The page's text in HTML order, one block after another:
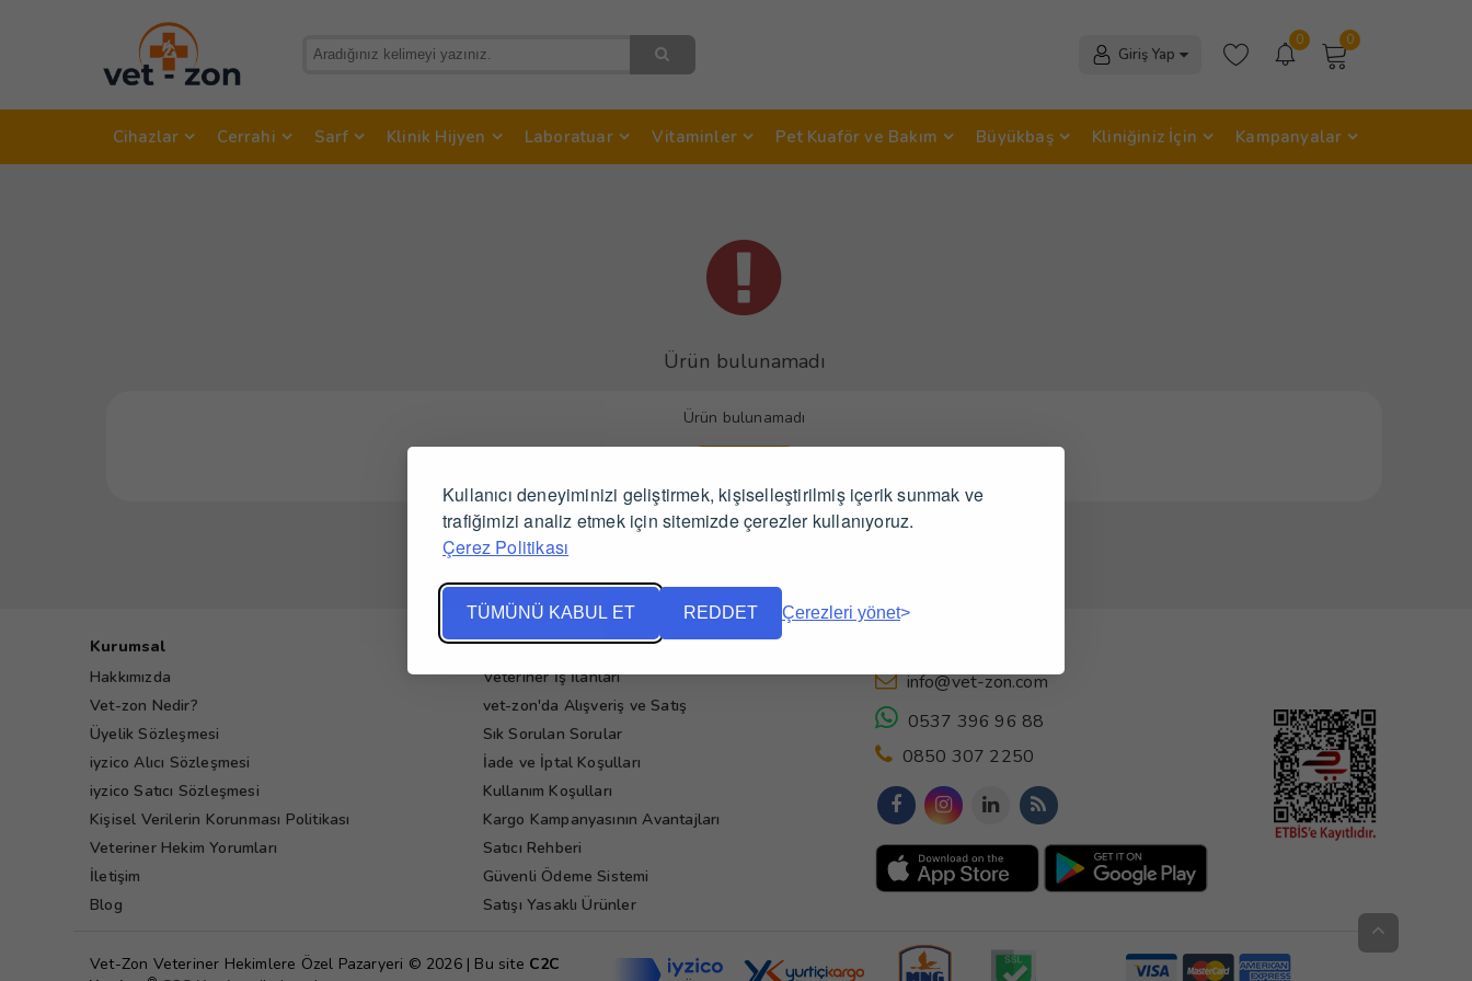
Kullanıcı deneyiminizi geliştirmek, kişiselleştirilmiş içerik sunmak ve
trafiğimizi analiz etmek için sitemizde çerezler kullanıyoruz.
Çerez Politikası
TÜMÜNÜ KABUL ET REDDET Çerezleri yönet
0
0
Giriş Yap
Cihazlar Cerrahi Sarf Klinik Hijyen Laboratuar Vitaminler Pet Kuaför ve Bakım Büyükbaş Kliniğiniz İçin Kampanyalar
Ürün bulunamadı
Ürün bulunamadı
Kurumsal
Hakkımızda
Vet-zon Nedir?
Üyelik Sözleşmesi
iyzico Alıcı Sözleşmesi
iyzico Satıcı Sözleşmesi
Kişisel Verilerin Korunması Politikası
Veteriner Hekim Yorumları
İletişim
Blog
Yardım
Veteriner İş İlanları
vet-zon'da Alışveriş ve Satış
Sık Sorulan Sorular
İade ve İptal Koşulları
Kullanım Koşulları
Kargo Kampanyasının Avantajları
Satıcı Rehberi
Güvenli Ödeme Sistemi
Satışı Yasaklı Ürünler
info@vet-zon.com
0537 396 96 88
0850 307 2250
Vet-Zon Veteriner Hekimlere Özel Pazaryeri © 2026 | Bu site C2C